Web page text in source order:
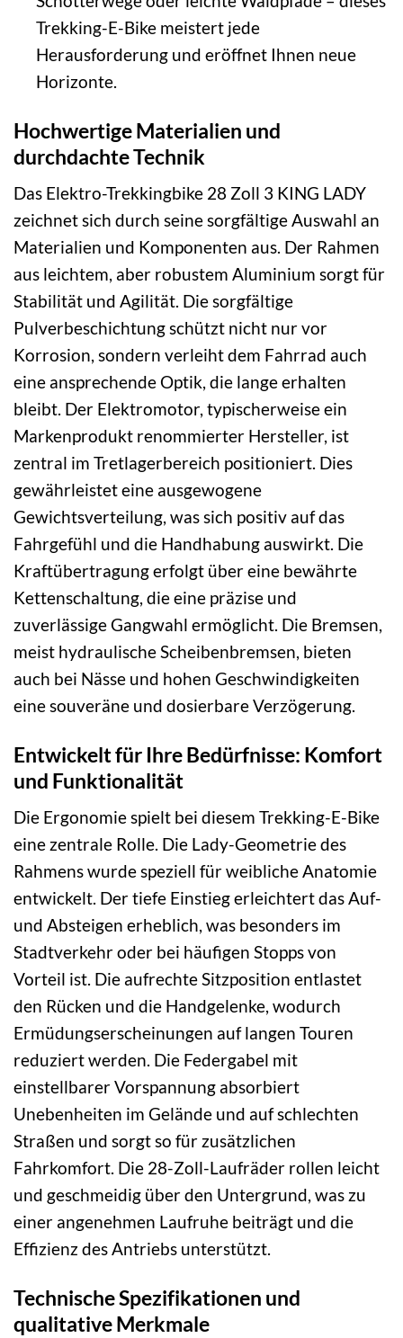
Trekking-E-Bike meistert jede
Herausforderung und eröffnet Ihnen neue
Horizonte.
Hochwertige Materialien und
durchdachte Technik
Das Elektro-Trekkingbike 28 Zoll 3 KING LADY
zeichnet sich durch seine sorgfältige Auswahl an
Materialien und Komponenten aus. Der Rahmen
aus leichtem, aber robustem Aluminium sorgt für
Stabilität und Agilität. Die sorgfältige
Pulverbeschichtung schützt nicht nur vor
Korrosion, sondern verleiht dem Fahrrad auch
eine ansprechende Optik, die lange erhalten
bleibt. Der Elektromotor, typischerweise ein
Markenprodukt renommierter Hersteller, ist
zentral im Tretlagerbereich positioniert. Dies
gewährleistet eine ausgewogene
Gewichtsverteilung, was sich positiv auf das
Fahrgefühl und die Handhabung auswirkt. Die
Kraftübertragung erfolgt über eine bewährte
Kettenschaltung, die eine präzise und
zuverlässige Gangwahl ermöglicht. Die Bremsen,
meist hydraulische Scheibenbremsen, bieten
auch bei Nässe und hohen Geschwindigkeiten
eine souveräne und dosierbare Verzögerung.
Entwickelt für Ihre Bedürfnisse: Komfort
und Funktionalität
Die Ergonomie spielt bei diesem Trekking-E-Bike
eine zentrale Rolle. Die Lady-Geometrie des
Rahmens wurde speziell für weibliche Anatomie
entwickelt. Der tiefe Einstieg erleichtert das Auf-
und Absteigen erheblich, was besonders im
Stadtverkehr oder bei häufigen Stopps von
Vorteil ist. Die aufrechte Sitzposition entlastet
den Rücken und die Handgelenke, wodurch
Ermüdungserscheinungen auf langen Touren
reduziert werden. Die Federgabel mit
einstellbarer Vorspannung absorbiert
Unebenheiten im Gelände und auf schlechten
Straßen und sorgt so für zusätzlichen
Fahrkomfort. Die 28-Zoll-Laufräder rollen leicht
und geschmeidig über den Untergrund, was zu
einer angenehmen Laufruhe beiträgt und die
Effizienz des Antriebs unterstützt.
Technische Spezifikationen und
qualitative Merkmale